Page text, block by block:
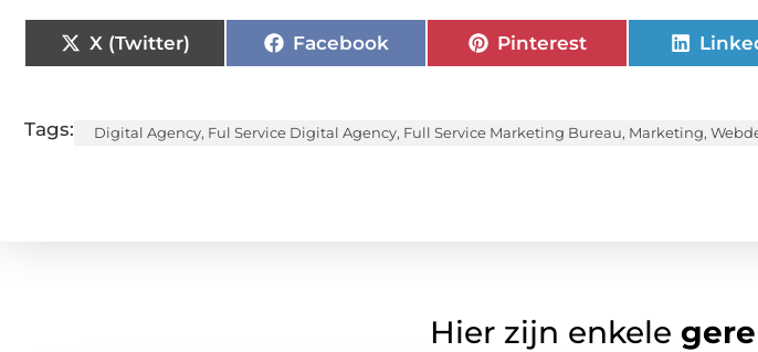
X (Twitter) Facebook Pinterest
Tags: Digital Agency, Ful Service Digital Agency, Full Service Marketing Bureau, Marketing,
Hier zijn enkele